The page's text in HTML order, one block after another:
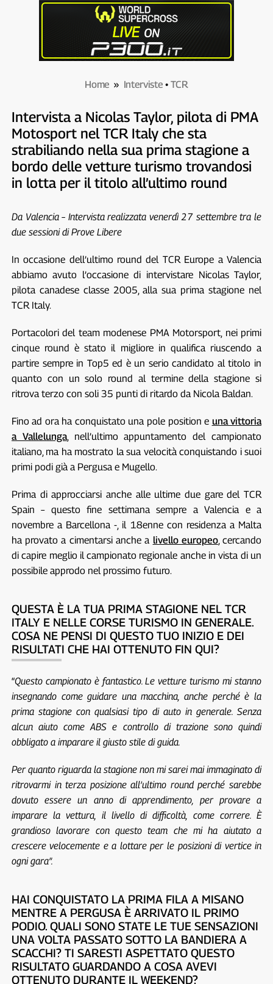
Home » Interviste • TCR
Intervista a Nicolas Taylor, pilota di PMA
Motosport nel TCR Italy che sta
strabiliando nella sua prima stagione a
bordo delle vetture turismo trovandosi
in lotta per il titolo all’ultimo round
Da Valencia – Intervista realizzata venerdì 27 settembre tra le
due sessioni di Prove Libere
In occasione dell’ultimo round del TCR Europe a Valencia
abbiamo avuto l’occasione di intervistare Nicolas Taylor,
pilota canadese classe 2005, alla sua prima stagione nel
TCR Italy.
Portacolori del team modenese PMA Motorsport, nei primi
cinque round è stato il migliore in qualifica riuscendo a
partire sempre in Top5 ed è un serio candidato al titolo in
quanto con un solo round al termine della stagione si
ritrova terzo con soli 35 punti di ritardo da Nicola Baldan.
Fino ad ora ha conquistato una pole position e una vittoria
a Vallelunga, nell’ultimo appuntamento del campionato
italiano, ma ha mostrato la sua velocità conquistando i suoi
primi podi già a Pergusa e Mugello.
Prima di approcciarsi anche alle ultime due gare del TCR
Spain – questo fine settimana sempre a Valencia e a
novembre a Barcellona -, il 18enne con residenza a Malta
ha provato a cimentarsi anche a livello europeo, cercando
di capire meglio il campionato regionale anche in vista di un
possibile approdo nel prossimo futuro.
QUESTA È LA TUA PRIMA STAGIONE NEL TCR
ITALY E NELLE CORSE TURISMO IN GENERALE.
COSA NE PENSI DI QUESTO TUO INIZIO E DEI
RISULTATI CHE HAI OTTENUTO FIN QUI?
“Questo campionato è fantastico. Le vetture turismo mi stanno
insegnando come guidare una macchina, anche perché è la
prima stagione con qualsiasi tipo di auto in generale. Senza
alcun aiuto come ABS e controllo di trazione sono quindi
obbligato a imparare il giusto stile di guida.
Per quanto riguarda la stagione non mi sarei mai immaginato di
ritrovarmi in terza posizione all’ultimo round perché sarebbe
dovuto essere un anno di apprendimento, per provare a
imparare la vettura, il livello di difficoltà, come correre. È
grandioso lavorare con questo team che mi ha aiutato a
crescere velocemente e a lottare per le posizioni di vertice in
ogni gara”.
HAI CONQUISTATO LA PRIMA FILA A MISANO
MENTRE A PERGUSA È ARRIVATO IL PRIMO
PODIO. QUALI SONO STATE LE TUE SENSAZIONI
UNA VOLTA PASSATO SOTTO LA BANDIERA A
SCACCHI? TI SARESTI ASPETTATO QUESTO
RISULTATO GUARDANDO A COSA AVEVI
OTTENUTO DURANTE IL WEEKEND?